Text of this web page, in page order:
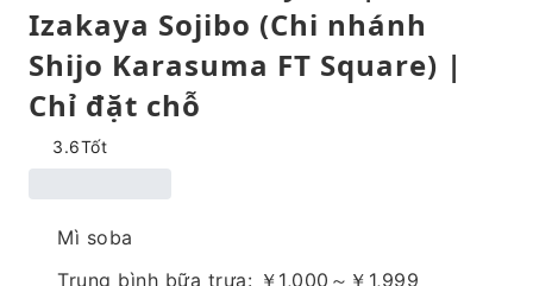
Izakaya Sojibo (Chi nhánh
Shijo Karasuma FT Square) |
Chỉ đặt chỗ
3.6Tốt
Mì soba
Trung bình bữa trưa: ￥1,000～￥1,999